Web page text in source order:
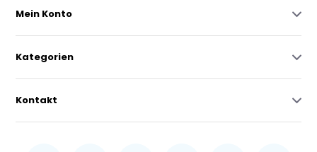
Mein Konto
Kategorien
Kontakt